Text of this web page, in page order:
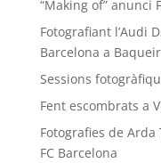
“Making of” anunci
Fotografiant l’Audi
Barcelona a
Sessions
Fent escombrats a
Fotografies de
FC Barcelona